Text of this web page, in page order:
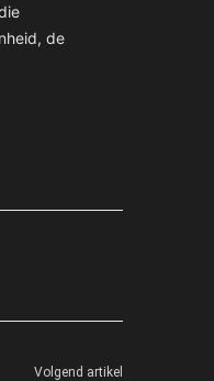
de
Volgend artikel